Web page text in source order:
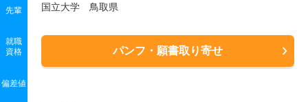
国立大学 鳥取県
パンフ・願書取り寄せ
先輩
就職
資格
偏差値